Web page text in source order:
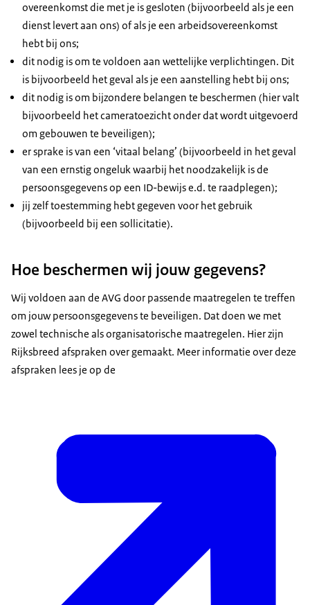
overeenkomst die met je is gesloten (bijvoorbeeld als je een
dienst levert aan ons) of als je een arbeidsovereenkomst
hebt bij ons;
dit nodig is om te voldoen aan wettelijke verplichtingen. Dit
is bijvoorbeeld het geval als je een aanstelling hebt bij ons;
dit nodig is om bijzondere belangen te beschermen (hier valt
bijvoorbeeld het cameratoezicht onder dat wordt uitgevoerd
om gebouwen te beveiligen);
er sprake is van een ‘vitaal belang’ (bijvoorbeeld in het geval
van een ernstig ongeluk waarbij het noodzakelijk is de
persoonsgegevens op een ID-bewijs e.d. te raadplegen);
jij zelf toestemming hebt gegeven voor het gebruik
(bijvoorbeeld bij een sollicitatie).
Hoe beschermen wij jouw gegevens?
Wij voldoen aan de AVG door passende maatregelen te treffen
om jouw persoonsgegevens te beveiligen. Dat doen we met
zowel technische als organisatorische maatregelen. Hier zijn
Rijksbreed afspraken over gemaakt. Meer informatie over deze
afspraken lees je op de